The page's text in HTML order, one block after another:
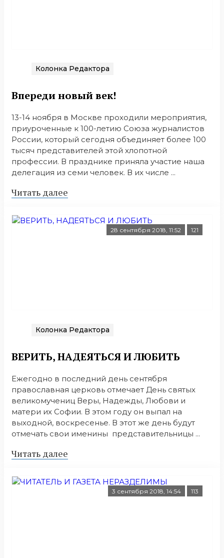
Колонка Редактора
Впереди новый век!
13-14 ноября в Москве проходили мероприятия,
приуроченные к 100-летию Союза журналистов
России, который сегодня объединяет более 100
тысяч представителей этой хлопотной
профессии. В празднике приняла участие наша
делегация из семи человек. В их числе ...
Читать далее
28 сентября 2018, 11:52 121
Колонка Редактора
ВЕРИТЬ, НАДЕЯТЬСЯ И ЛЮБИТЬ
Ежегодно в последний день сентября
православная церковь отмечает День святых
великомучениц Веры, Надежды, Любови и
матери их Софии. В этом году он выпал на
выходной, воскресенье. В этот же день будут
отмечать свои именины представительницы ...
Читать далее
3 сентября 2018, 14:54 113